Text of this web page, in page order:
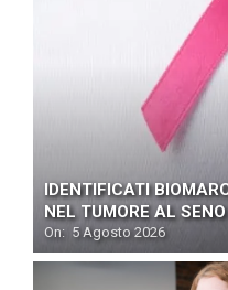
IDENTIFICATI
NEL TUMORE AL SENO
On: 5 Agosto 2026